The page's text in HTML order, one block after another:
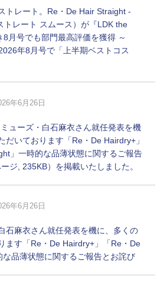
トレート。Re・De Hair Straight -
トレート スムース）が『LDK the
月号でも部門最高評価を獲得 ～
年8月号で「上半期ベストコス
年6月26日
ミューズ・白石麻衣さん就任発表を機
だいております「Re・De Hairdry+」
」一時的な品薄状態に関するご報告
ジ, 235KB）を掲載いたしました。
年6月26日
石麻衣さん就任発表を機に、多くの
ます「Re・De Hairdry+」「Re・De
品薄状態に関するご報告とお詫び